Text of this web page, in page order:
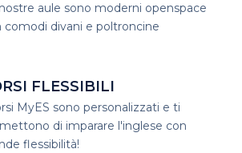
aule sono moderni openspace
comodi divani e poltroncine
FLESSIBILI
MyES sono personalizzati eti
di imparare l'inglese con
flessibilità!